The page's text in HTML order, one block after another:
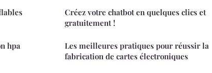
hpa
Créez votre chatbot en quelques clics et
gratuitement !
Les meilleures pratiques pour réussir la
fabrication de cartes électroniques